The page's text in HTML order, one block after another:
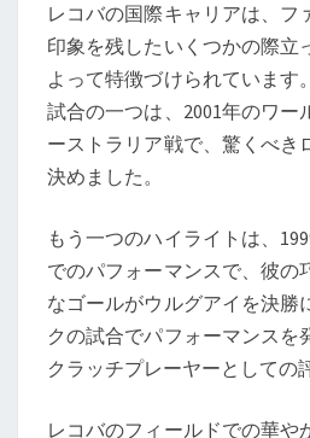
レコバの国際キャリアは、フ
印象を残したいくつかの際立
よって特徴づけられています
試合の一つは、2001年のワー
ーストラリア戦で、驚くべき
決めました。
もう一つのハイライトは、
でのパフォーマンスで、彼の
なゴールがウルグアイを決勝
クの試合でパフォーマンスを
クラッチプレーヤーとしての
レコバのフィールドでの華や